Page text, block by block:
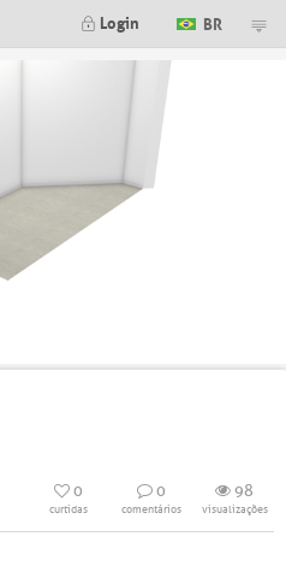
Login BR
0
curtidas
0
comentários
98
visualizações